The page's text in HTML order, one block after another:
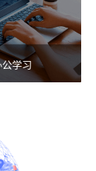
学习